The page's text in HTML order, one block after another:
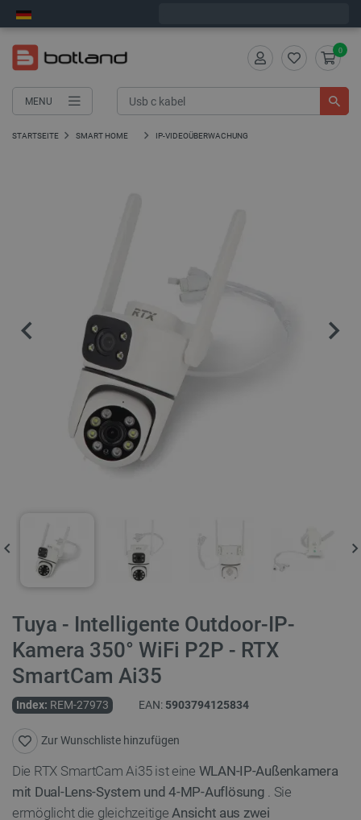
MENU
0
STARTSEITE SMART HOME IP-VIDEOÜBERWACHUNG
Tuya - Intelligente Outdoor-IP-
Kamera 350° WiFi P2P - RTX
SmartCam Ai35
Index: REM-27973 EAN: 5903794125834
Zur Wunschliste hinzufügen
Die RTX SmartCam Ai35 ist eine WLAN-IP-Außenkamera
mit Dual-Lens-System und 4-MP-Auflösung . Sie
ermöglicht die gleichzeitigeAnsicht aus zwei